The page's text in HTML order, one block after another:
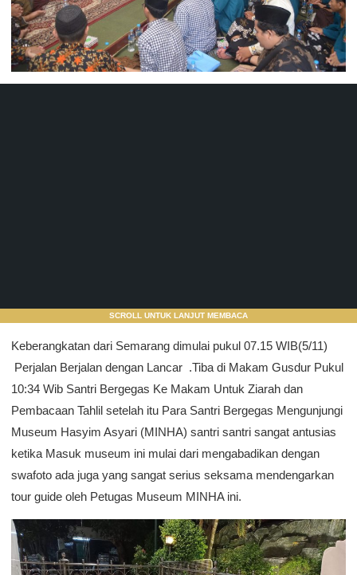
SCROLL UNTUK LANJUT MEMBACA
Keberangkatan dari Semarang dimulai pukul 07.15 WIB(5/11)
Perjalan Berjalan dengan Lancar .Tiba di Makam Gusdur Pukul
10:34 Wib Santri Bergegas Ke Makam Untuk Ziarah dan
Pembacaan Tahlil setelah itu Para Santri Bergegas Mengunjungi
Museum Hasyim Asyari (MINHA) santri santri sangat antusias
ketika Masuk museum ini mulai dari mengabadikan dengan
swafoto ada juga yang sangat serius seksama mendengarkan
tour guide oleh Petugas Museum MINHA ini.